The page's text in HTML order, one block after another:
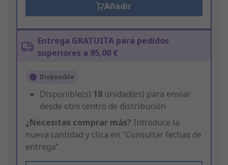
Añadir
Entrega GRATUITA para pedidos
superiores a 95,00 €
Disponible
Disponible(s) 18 unidad(es) para enviar
desde otro centro de distribución
¿Necesitas comprar más? Introduce la
nueva cantidad y clica en "Consultar fechas de
entrega"